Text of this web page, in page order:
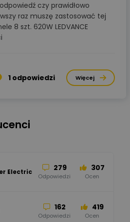
czy prawidłowo
raz muszę zastosować tej
8 szt. 620W LEDVANCE
1 odpowiedzi Więcej
Electric 279
Odpowiedzi
307
Ocen
162
Odpowiedzi
419
Ocen